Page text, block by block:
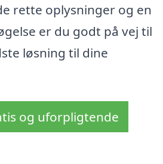
rette oplysninger og en
er du godt på vej til
løsning til dine
og uforpligtende